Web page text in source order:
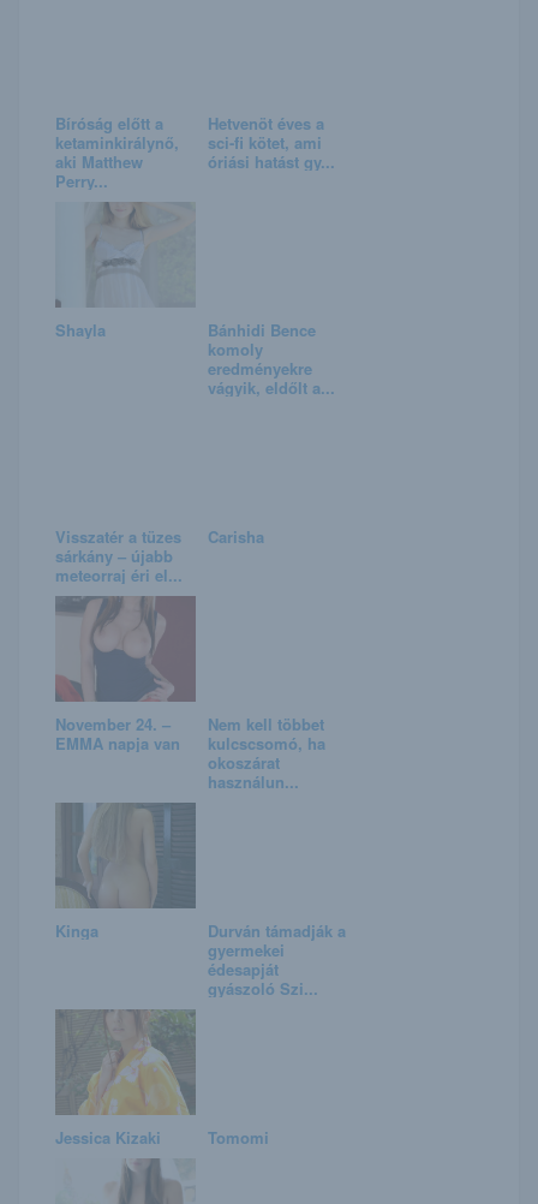
Bíróság előtt a
ketaminkirálynő,
aki Matthew
Perry...
Hetvenöt éves a
sci-fi kötet, ami
óriási hatást gy...
Shayla
Bánhidi Bence
komoly
eredményekre
vágyik, eldőlt a...
Visszatér a tüzes
sárkány – újabb
meteorraj éri el...
Carisha
November 24. –
EMMA napja van
Nem kell többet
kulcscsomó, ha
okoszárat
használun...
Kinga
Durván támadják a
gyermekei
édesapját
gyászoló Szi...
Jessica Kizaki Tomomi